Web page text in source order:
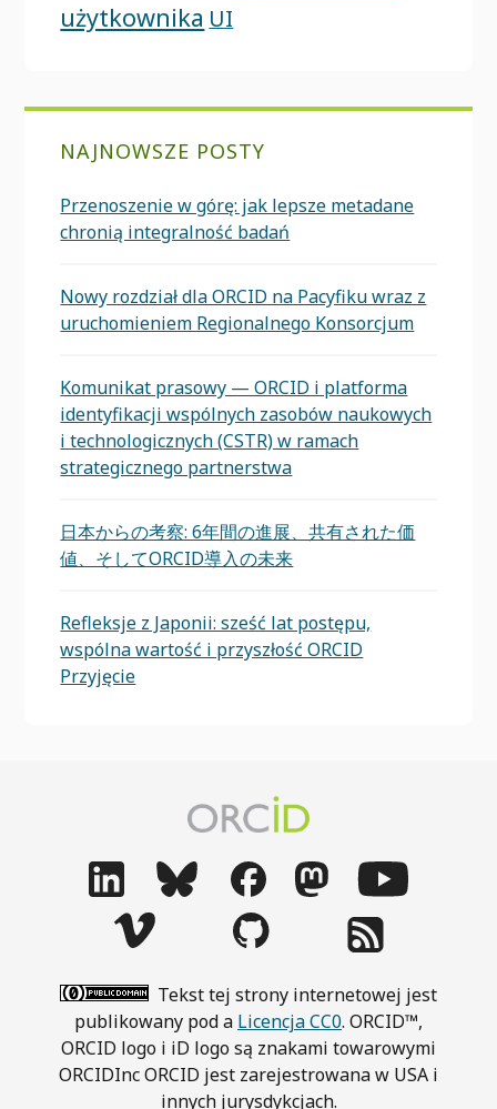
użytkownika UI
NAJNOWSZE POSTY
Przenoszenie w górę: jak lepsze metadane
chronią integralność badań
Nowy rozdział dla ORCID na Pacyfiku wraz z
uruchomieniem Regionalnego Konsorcjum
Komunikat prasowy — ORCID i platforma
identyfikacji wspólnych zasobów naukowych
i technologicznych (CSTR) w ramach
strategicznego partnerstwa
日本からの考察: 6年間の進展、共有された価
値、そしてORCID導入の未来
Refleksje z Japonii: sześć lat postępu,
wspólna wartość i przyszłość ORCID
Przyjęcie
Tekst tej strony internetowej jest
publikowany pod a Licencja CC0. ORCID™,
ORCID logo i iD logo są znakami towarowymi
ORCIDInc ORCID jest zarejestrowana w USA i
innych jurysdykcjach.